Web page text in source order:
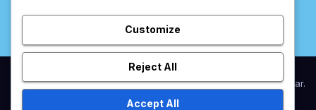
Proudly powered by WordPress|Theme:NewsupbyThemeansar.
Customize
Reject All
Accept All